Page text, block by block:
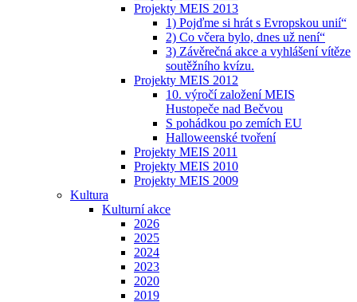
Projekty MEIS 2013
1) Pojďme si hrát s Evropskou unií“
2) Co včera bylo, dnes už není“
3) Závěrečná akce a vyhlášení vítěze
soutěžního kvízu.
Projekty MEIS 2012
10. výročí založení MEIS
Hustopeče nad Bečvou
S pohádkou po zemích EU
Halloweenské tvoření
Projekty MEIS 2011
Projekty MEIS 2010
Projekty MEIS 2009
Kultura
Kulturní akce
2026
2025
2024
2023
2020
2019